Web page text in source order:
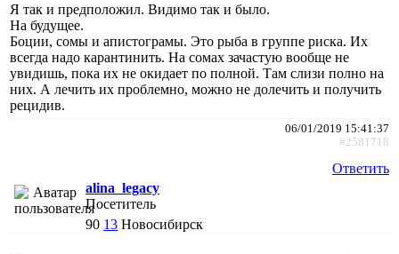
Я так и предположил. Видимо так и было.
На будущее.
Боции, сомы и апистограмы. Это рыба в группе риска. Их
всегда надо карантинить. На сомах зачастую вообще не
увидишь, пока их не окидает по полной. Там слизи полно на
них. А лечить их проблемно, можно не долечить и получить
рецидив.
06/01/2019 15:41:37
#2581718
Ответить
alina_legacy
Посетитель
90 13 Новосибирск